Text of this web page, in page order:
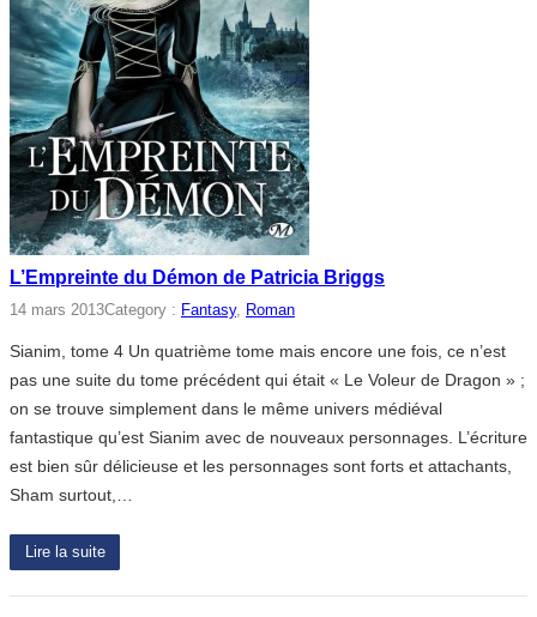
L’Empreinte du Démon de Patricia Briggs
14 mars 2013Category : Fantasy, Roman
Sianim, tome 4 Un quatrième tome mais encore une fois, ce n’est
pas une suite du tome précédent qui était « Le Voleur de Dragon » ;
on se trouve simplement dans le même univers médiéval
fantastique qu’est Sianim avec de nouveaux personnages. L’écriture
est bien sûr délicieuse et les personnages sont forts et attachants,
Sham surtout,…
Lire la suite